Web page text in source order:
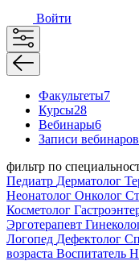
Войти
Факультеты7
Курсы28
Вебинары6
Записи вебинаров
фильтр по
Педиатр Дерматолог
Неонатолог Онколог
Косметолог
Эрготерапевт
Логопед Дефектолог
возраста Воспитатель